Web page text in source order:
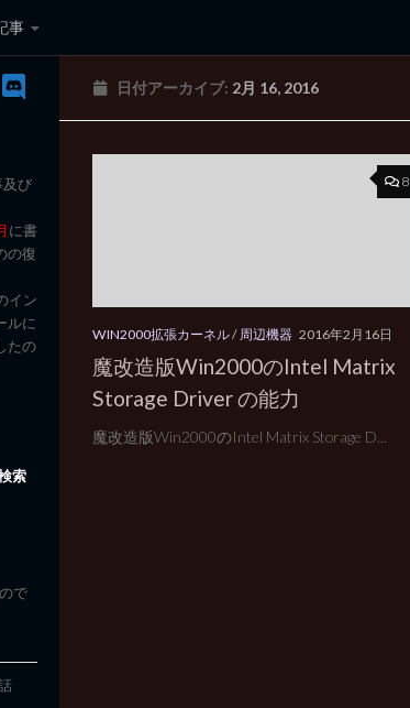
事
ュータ日記 3rd Edition
日付アーカイブ: 2月 16, 2016
8
WIN2000拡張カーネル/ 周辺機器 2016年2月16日
魔改造版Win2000のIntel Matrix
Storage Driver の能力
魔改造版Win2000のIntel Matrix Storage D...
及び
に書
の復
イン
ルに
たの
で